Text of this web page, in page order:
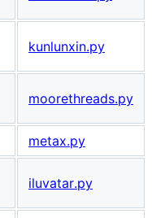
kunlunxin.py
moorethreads.py
metax.py
iluvatar.py